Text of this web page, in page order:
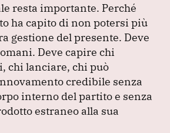
resta importante. Perché
ha capito di non potersi più
gestione del presente. Deve
Deve capire chi
chi lanciare, chi può
credibile senza
interno del partito e senza
estraneo alla sua